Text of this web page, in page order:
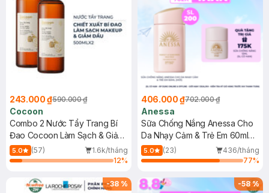
243.000 ₫590.000 ₫
Cocoon
Combo 2 Nước Tẩy Trang Bí
Đao Cocoon Làm Sạch & Giảm
Dầu 500ml
5.0 (57)
1.6k/tháng
12%
406.000 ₫702.000 ₫
Anessa
Sữa Chống Nắng Anessa Cho
Da Nhạy Cảm & Trẻ Em 60ml
(Mới)
5.0 (23)
436/tháng
77%
-38 % -58%